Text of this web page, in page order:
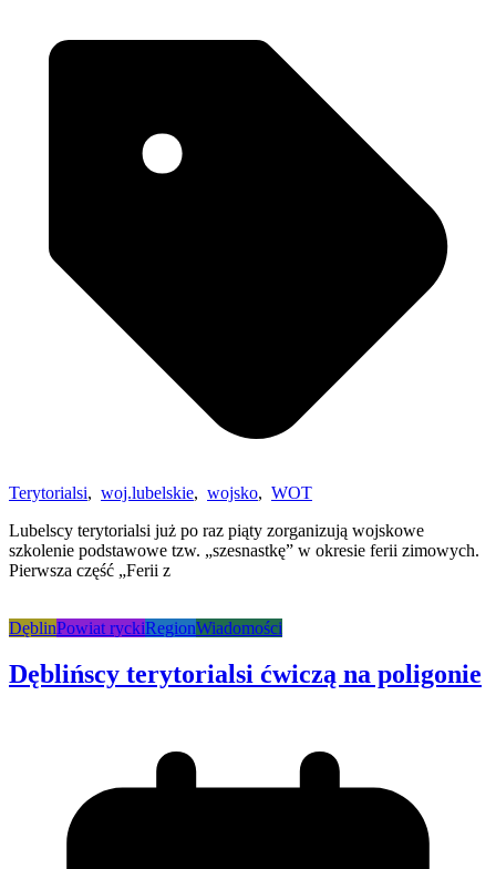
Terytorialsi, woj.lubelskie, wojsko, WOT
Lubelscy terytorialsi już po raz piąty zorganizują wojskowe
szkolenie podstawowe tzw. „szesnastkę” w okresie ferii zimowych.
Pierwsza część „Ferii z
DęblinPowiat ryckiRegionWiadomości
Dęblińscy terytorialsi ćwiczą na poligonie